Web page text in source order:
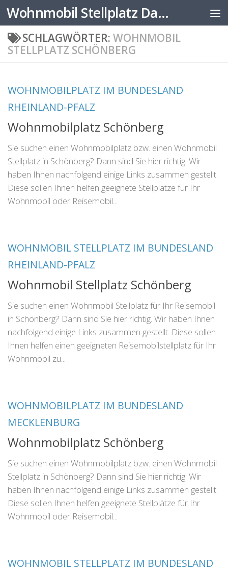
Zum Inhalt springen Wohnmobil Stellplatz Datenbank
SCHLAGWÖRTER: WOHNMOBIL
STELLPLATZ SCHÖNBERG
WOHNMOBILPLATZ IM BUNDESLAND
RHEINLAND-PFALZ
Wohnmobilplatz Schönberg
Sie suchen einen Wohnmobilplatz bzw. einen Wohnmobil
Stellplatz in Schönberg? Dann sind Sie hier richtig. Wir
haben Ihnen nachfolgend einige Links zusammen gestellt.
Diese sollen Ihnen helfen geeignete Stellplätze für Ihr
Wohnmobil oder Reisemobil...
WOHNMOBIL STELLPLATZ IM BUNDESLAND
RHEINLAND-PFALZ
Wohnmobil Stellplatz Schönberg
Sie suchen einen Wohnmobil Stellplatz für Ihr Reisemobil
in Schönberg? Dann sind Sie hier richtig. Wir haben Ihnen
nachfolgend einige Links zusammen gestellt. Diese sollen
Ihnen helfen einen geeigneten Reisemobilstellplatz für Ihr
Wohnmobil zu...
WOHNMOBILPLATZ IM BUNDESLAND
MECKLENBURG
Wohnmobilplatz Schönberg
Sie suchen einen Wohnmobilplatz bzw. einen Wohnmobil
Stellplatz in Schönberg? Dann sind Sie hier richtig. Wir
haben Ihnen nachfolgend einige Links zusammen gestellt.
Diese sollen Ihnen helfen geeignete Stellplätze für Ihr
Wohnmobil oder Reisemobil...
WOHNMOBIL STELLPLATZ IM BUNDESLAND